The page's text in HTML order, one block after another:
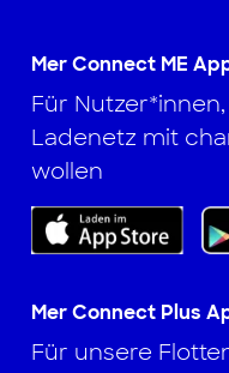
Mer Connect ME
Für
Ladenetz mit
wollen
Mer Connect Plus
Für unsere